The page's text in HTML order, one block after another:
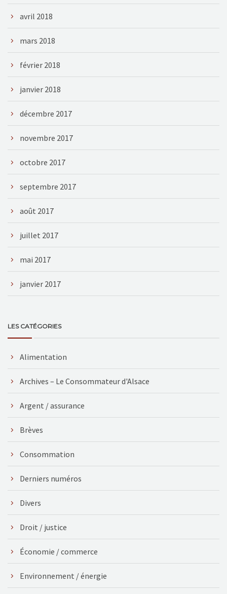
avril 2018
mars 2018
février 2018
janvier 2018
décembre 2017
novembre 2017
octobre 2017
septembre 2017
août 2017
juillet 2017
mai 2017
janvier 2017
LES CATÉGORIES
Alimentation
Archives – Le Consommateur d'Alsace
Argent / assurance
Brèves
Consommation
Derniers numéros
Divers
Droit / justice
Économie / commerce
Environnement / énergie